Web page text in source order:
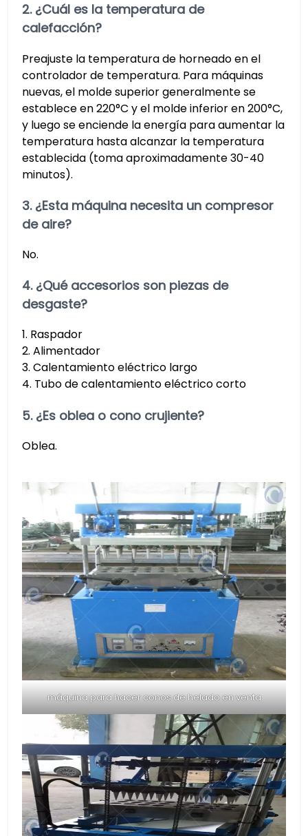
2. ¿Cuál es la temperatura de
calefacción?
Preajuste la temperatura de horneado en el
controlador de temperatura. Para máquinas
nuevas, el molde superior generalmente se
establece en 220°C y el molde inferior en 200°C,
y luego se enciende la energía para aumentar la
temperatura hasta alcanzar la temperatura
establecida (toma aproximadamente 30-40
minutos).
3. ¿Esta máquina necesita un compresor
de aire?
No.
4. ¿Qué accesorios son piezas de
desgaste?
1. Raspador
2. Alimentador
3. Calentamiento eléctrico largo
4. Tubo de calentamiento eléctrico corto
5. ¿Es oblea o cono crujiente?
Oblea.
máquina para hacer conos de helado en venta